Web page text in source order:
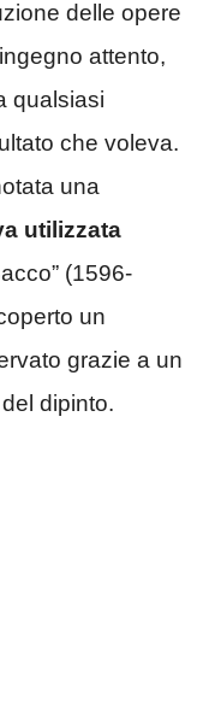
delle opere
attento,
qualsiasi
che voleva.
una
utilizzata
(1596-
un
grazie a un
dipinto.